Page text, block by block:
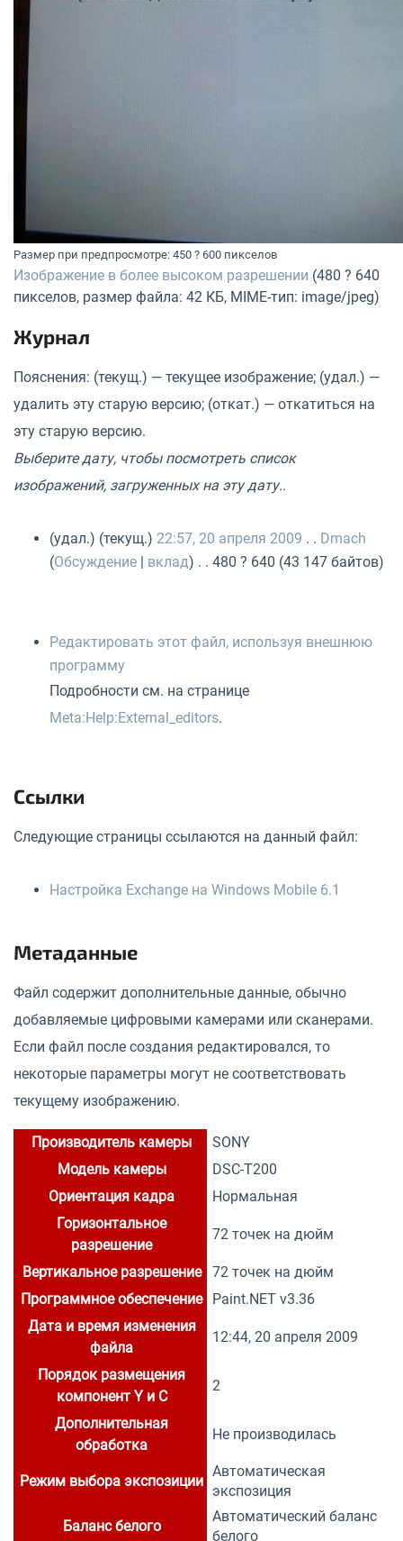
Размер при предпросмотре: 450 ? 600 пикселов
Изображение в более высоком разрешении (480 ? 640
пикселов, размер файла: 42 КБ, MIME-тип: image/jpeg)
Журнал
Пояснения: (текущ.) — текущее изображение; (удал.) —
удалить эту старую версию; (откат.) — откатиться на
эту старую версию.
Выберите дату, чтобы посмотреть список
изображений, загруженных на эту дату..
(удал.) (текущ.) 22:57, 20 апреля 2009 . . Dmach
(Обсуждение | вклад) . . 480 ? 640 (43 147 байтов)
Редактировать этот файл, используя внешнюю
программу
Подробности см. на странице
Meta:Help:External_editors.
Ссылки
Следующие страницы ссылаются на данный файл:
Настройка Exchange на Windows Mobile 6.1
Метаданные
Файл содержит дополнительные данные, обычно
добавляемые цифровыми камерами или сканерами.
Если файл после создания редактировался, то
некоторые параметры могут не соответствовать
текущему изображению.
Производитель камеры
SONY
Модель камеры
DSC-T200
Ориентация кадра
Нормальная
Горизонтальное
разрешение
72 точек на дюйм
Вертикальное разрешение
72 точек на дюйм
Программное обеспечение
Paint.NET v3.36
Дата и время изменения
файла
12:44, 20 апреля 2009
Порядок размещения
компонент Y и C
2
Дополнительная
обработка
Не производилась
Режим выбора экспозиции
Автоматическая
экспозиция
Баланс белого
Автоматический баланс
белого